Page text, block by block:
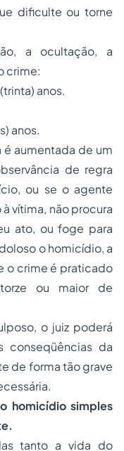
dificulte ou torne
a ocultação, a
crime:
anos.
anos.
é aumentada de um
de regra
ou se o agente
vítima, não procura
ato, ou foge para
o homicídio, a
o crime é praticado
ou maior de
o juiz poderá
conseqüências da
de forma tão grave
homicídio simples
tanto a vida do